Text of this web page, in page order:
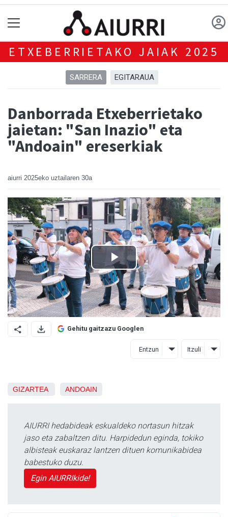
ETXEBERRIETAKO JAIAK 2025
SARRERA EGITARAUA
Danborrada Etxeberrietako
jaietan: "San Inazio" eta
"Andoain" ereserkiak
aiurri 2025eko uztailaren 30a
Gehitu gaitzazu Googlen
Entzun Itzuli
GIZARTEA ANDOAIN
AIURRI hedabideak eskualdeko nortasun hitzak
jaso eta zabaltzen ditu. Harpidedun eginda, tokiko
albisteak euskaraz lantzen dituen komunikabidea
babestuko duzu.
Egin AIURRIkide!